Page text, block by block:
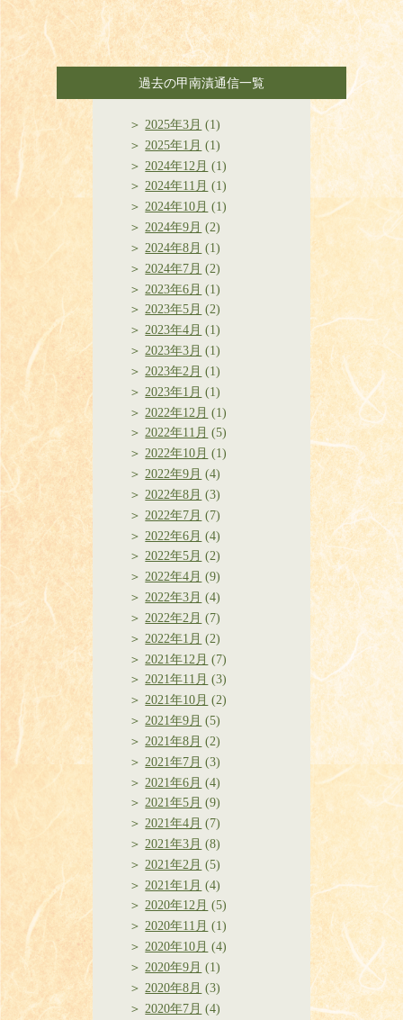
過去の甲南漬通信一覧
2025年3月 (1)
2025年1月 (1)
2024年12月 (1)
2024年11月 (1)
2024年10月 (1)
2024年9月 (2)
2024年8月 (1)
2024年7月 (2)
2023年6月 (1)
2023年5月 (2)
2023年4月 (1)
2023年3月 (1)
2023年2月 (1)
2023年1月 (1)
2022年12月 (1)
2022年11月 (5)
2022年10月 (1)
2022年9月 (4)
2022年8月 (3)
2022年7月 (7)
2022年6月 (4)
2022年5月 (2)
2022年4月 (9)
2022年3月 (4)
2022年2月 (7)
2022年1月 (2)
2021年12月 (7)
2021年11月 (3)
2021年10月 (2)
2021年9月 (5)
2021年8月 (2)
2021年7月 (3)
2021年6月 (4)
2021年5月 (9)
2021年4月 (7)
2021年3月 (8)
2021年2月 (5)
2021年1月 (4)
2020年12月 (5)
2020年11月 (1)
2020年10月 (4)
2020年9月 (1)
2020年8月 (3)
2020年7月 (4)